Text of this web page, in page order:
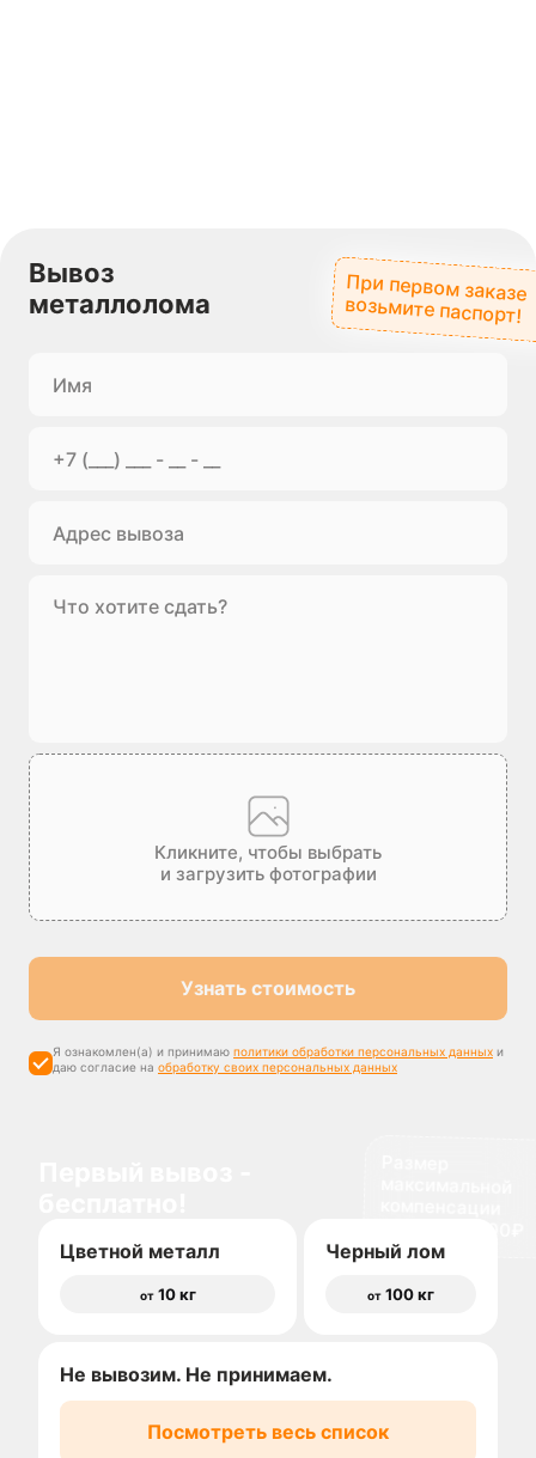
Вывоз
металлолома
При первом заказе
возьмите паспорт!
Кликните, чтобы выбрать
и загрузить фотографии
Узнать стоимость
Я ознакомлен(а) и принимаю политики обработки персональных данных и
даю согласие на обработку своих персональных данных
Цветной металл
от10 кг
Черный лом
от 100 кг
Не вывозим. Не принимаем.
Посмотреть весь список